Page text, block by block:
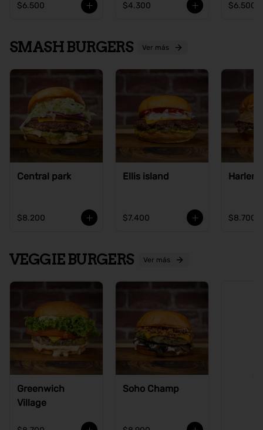
$6.500 $4.300 $6.500
SMASH BURGERS Ver más
Central park
$8.200
Ellis island
$7.400
Harlem
$8.700
VEGGIE BURGERS Ver más
Greenwich
Village
Soho Champ